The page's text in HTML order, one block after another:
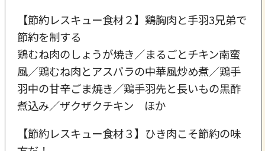
【節約レスキュー食材２】鶏胸肉と手羽3兄弟で
節約を制する
鶏むね肉のしょうが焼き／まるごとチキン南蛮
風／鶏むね肉とアスパラの中華風炒め煮／鶏手
羽中の甘辛ごま焼き／鶏手羽先と長いもの黒酢
煮込み／ザクザクチキン ほか
【節約レスキュー食材３】ひき肉こそ節約の味